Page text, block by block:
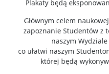
Plakaty będą
Głównym celem
zapoznanie Studentów z
naszym
co ułatwi naszym
której będą